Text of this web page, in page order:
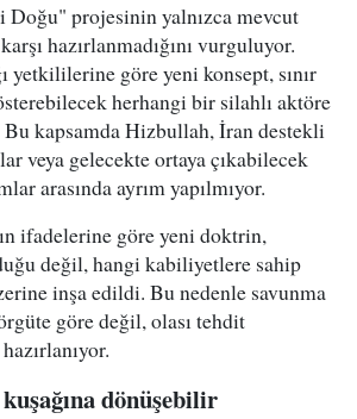
projesinin yalnızca mevcut
hazırlanmadığını vurguluyor.
yetkililerine göre yeni konsept, sınır
herhangi bir silahlı aktöre
Bu kapsamda Hizbullah, İran destekli
veya gelecekte ortaya çıkabilecek
arasında ayrım yapılmıyor.
ifadelerine göre yeni doktrin,
değil, hangi kabiliyetlere sahip
inşa edildi. Bu nedenle savunma
göre değil, olası tehdit
dönüşebilir